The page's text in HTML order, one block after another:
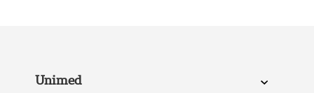
Unimed